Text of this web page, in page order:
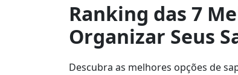
Ranking das 7
Organizar Seus
Descubra as melhores opções de